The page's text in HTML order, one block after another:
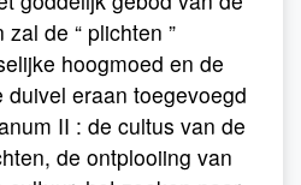
de “ plichten ”
hoogmoed en de
eraan toegevoegd
II : de cultus van de
de ontplooiing van